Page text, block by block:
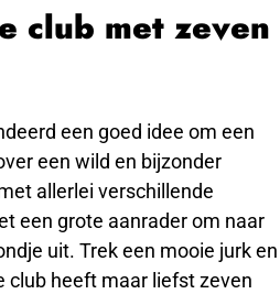
club met zeven
een goed idee om een
een wild en bijzonder
allerlei verschillende
een grote aanrader om naar
uit. Trek een mooie jurk en
club heeft maar liefst zeven